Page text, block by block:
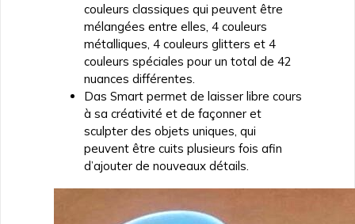
couleurs classiques qui peuvent être
mélangées entre elles, 4 couleurs
métalliques, 4 couleurs glitters et 4
couleurs spéciales pour un total de 42
nuances différentes.
Das Smart permet de laisser libre cours
à sa créativité et de façonner et
sculpter des objets uniques, qui
peuvent être cuits plusieurs fois afin
d’ajouter de nouveaux détails.